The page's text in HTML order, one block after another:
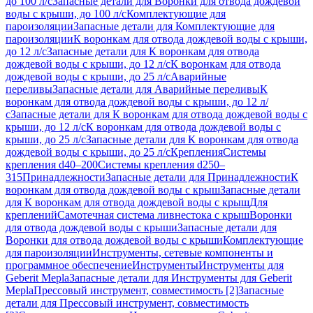
воды с крыши, до 100 л/сКомплектующие для
пароизоляцииЗапасные детали для Комплектующие для
пароизоляцииК воронкам для отвода дождевой воды с крыши,
до 12 л/сЗапасные детали для К воронкам для отвода
дождевой воды с крыши, до 12 л/сК воронкам для отвода
дождевой воды с крыши, до 25 л/сАварийные
переливыЗапасные детали для Аварийные переливыК
воронкам для отвода дождевой воды с крыши, до 12 л/
сЗапасные детали для К воронкам для отвода дождевой воды с
крыши, до 12 л/сК воронкам для отвода дождевой воды с
крыши, до 25 л/сЗапасные детали для К воронкам для отвода
дождевой воды с крыши, до 25 л/сКрепленияСистемы
крепления d40–200Системы крепления d250–
315ПринадлежностиЗапасные детали для ПринадлежностиК
воронкам для отвода дождевой воды с крышЗапасные детали
для К воронкам для отвода дождевой воды с крышДля
крепленийСамотечная система ливнестока с крышВоронки
для отвода дождевой воды с крышиЗапасные детали для
Воронки для отвода дождевой воды с крышиКомплектующие
для пароизоляцииИнструменты, сетевые компоненты и
программное обеспечениеИнструментыИнструменты для
Geberit MeplaЗапасные детали для Инструменты для Geberit
MeplaПрессовый инструмент, совместимость [2]Запасные
детали для Прессовый инструмент, совместимость